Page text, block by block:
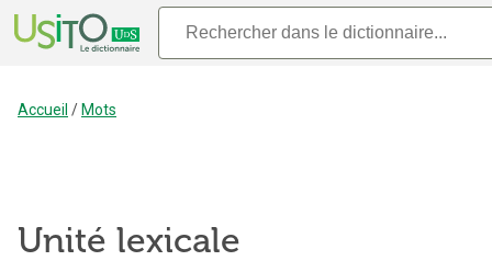
Accueil / Mots
Unité lexicale